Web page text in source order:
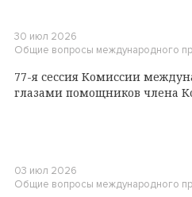
30 июл 2026
Общие вопросы международного
77-я сессия Комиссии
глазами помощников члена
03 июл 2026
Общие вопросы международного